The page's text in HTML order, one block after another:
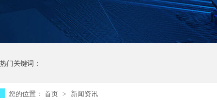
热门关键词：
您的位置： 首页 > 新闻资讯